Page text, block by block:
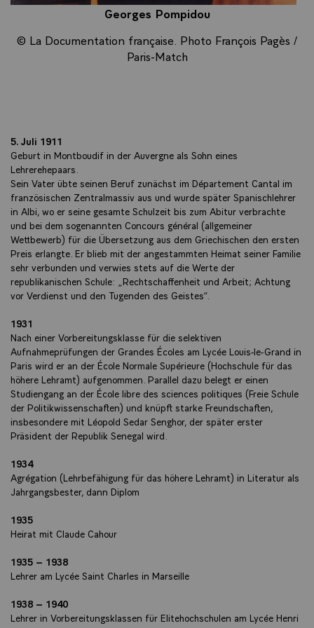
Georges Pompidou
© La Documentation française. Photo François Pagès /
Paris-Match
5. Juli 1911
Geburt in Montboudif in der Auvergne als Sohn eines
Lehrerehepaars.
Sein Vater übte seinen Beruf zunächst im Département Cantal im
französischen Zentralmassiv aus und wurde später Spanischlehrer
in Albi, wo er seine gesamte Schulzeit bis zum Abitur verbrachte
und bei dem sogenannten Concours général (allgemeiner
Wettbewerb) für die Übersetzung aus dem Griechischen den ersten
Preis erlangte. Er blieb mit der angestammten Heimat seiner Familie
sehr verbunden und verwies stets auf die Werte der
republikanischen Schule: „Rechtschaffenheit und Arbeit; Achtung
vor Verdienst und den Tugenden des Geistes“.
1931
Nach einer Vorbereitungsklasse für die selektiven
Aufnahmeprüfungen der Grandes Écoles am Lycée Louis-le-Grand in
Paris wird er an der École Normale Supérieure (Hochschule für das
höhere Lehramt) aufgenommen. Parallel dazu belegt er einen
Studiengang an der École libre des sciences politiques (Freie Schule
der Politikwissenschaften) und knüpft starke Freundschaften,
insbesondere mit Léopold Sedar Senghor, der später erster
Präsident der Republik Senegal wird.
1934
Agrégation (Lehrbefähigung für das höhere Lehramt) in Literatur als
Jahrgangsbester, dann Diplom
1935
Heirat mit Claude Cahour
1935 – 1938
Lehrer am Lycée Saint Charles in Marseille
1938 – 1940
Lehrer in Vorbereitungsklassen für Elitehochschulen am Lycée Henri